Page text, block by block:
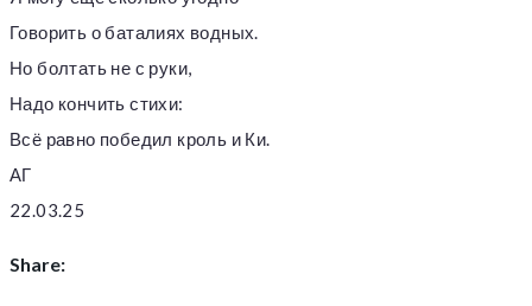
Говорить о баталиях водных.
Но болтать не с руки,
Надо кончить стихи:
Всё равно победил кроль и Ки.
АГ
22.03.25
Share: